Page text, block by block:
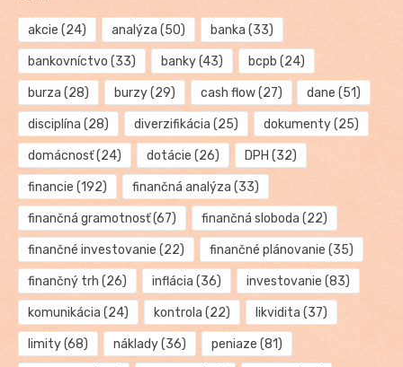
akcie (24) analýza (50) banka (33)
bankovníctvo (33) banky(43) bcpb (24)
burza (28) burzy(29) cash flow(27) dane (51)
disciplína (28) diverzifikácia (25) dokumenty(25)
domácnosť(24) dotácie (26) DPH (32)
financie (192) finančná analýza (33)
finančná gramotnosť(67) finančná sloboda (22)
finančné investovanie (22) finančné plánovanie (35)
finančný trh (26) inflácia (36) investovanie (83)
komunikácia (24) kontrola (22) likvidita (37)
limity(68) náklady(36) peniaze (81)